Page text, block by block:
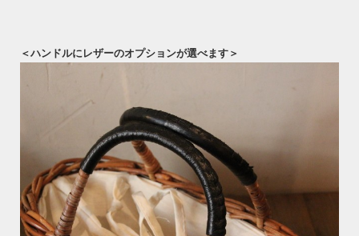
＜ハンドルにレザーのオプションが選べます＞